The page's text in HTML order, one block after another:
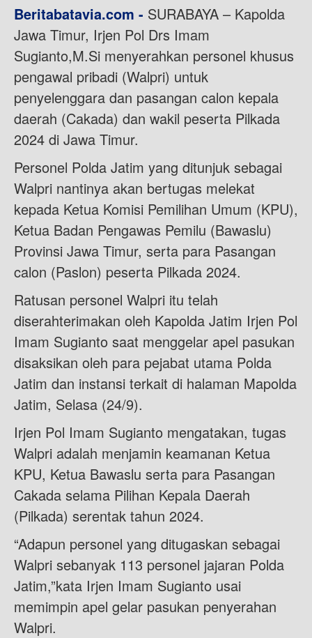
Beritabatavia.com - SURABAYA – Kapolda
Jawa Timur, Irjen Pol Drs Imam
Sugianto,M.Si menyerahkan personel khusus
pengawal pribadi (Walpri) untuk
penyelenggara dan pasangan calon kepala
daerah (Cakada) dan wakil peserta Pilkada
2024 di Jawa Timur.
Personel Polda Jatim yang ditunjuk sebagai
Walpri nantinya akan bertugas melekat
kepada Ketua Komisi Pemilihan Umum (KPU),
Ketua Badan Pengawas Pemilu (Bawaslu)
Provinsi Jawa Timur, serta para Pasangan
calon (Paslon) peserta Pilkada 2024.
Ratusan personel Walpri itu telah
diserahterimakan oleh Kapolda Jatim Irjen Pol
Imam Sugianto saat menggelar apel pasukan
disaksikan oleh para pejabat utama Polda
Jatim dan instansi terkait di halaman Mapolda
Jatim, Selasa (24/9).
Irjen Pol Imam Sugianto mengatakan, tugas
Walpri adalah menjamin keamanan Ketua
KPU, Ketua Bawaslu serta para Pasangan
Cakada selama Pilihan Kepala Daerah
(Pilkada) serentak tahun 2024.
“Adapun personel yang ditugaskan sebagai
Walpri sebanyak 113 personel jajaran Polda
Jatim,”kata Irjen Imam Sugianto usai
memimpin apel gelar pasukan penyerahan
Walpri.